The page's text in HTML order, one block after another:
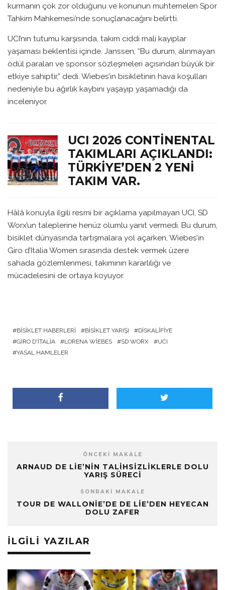
kurmanın çok zor olduğunu ve konunun muhtemelen Spor
Tahkim Mahkemesi’nde sonuçlanacağını belirtti.
UCI’nın tutumu karşısında, takım ciddi mali kayıplar
yaşaması beklentisi içinde. Janssen, “Bu durum, alınmayan
ödül paraları ve sponsor sözleşmeleri açısından büyük bir
etkiye sahiptir,” dedi. Wiebes’in bisikletinin hava koşulları
nedeniyle bu ağırlık kaybını yaşayıp yaşamadığı da
inceleniyor.
UCI 2026 CONTINENTAL
TAKIMLARI AÇIKLANDI:
TÜRKIYE’DEN 2 YENI
TAKIM VAR.
Hâlâ konuyla ilgili resmi bir açıklama yapılmayan UCI, SD
Worx’un taleplerine henüz olumlu yanıt vermedi. Bu durum,
bisiklet dünyasında tartışmalara yol açarken, Wiebes’in
Giro d’Italia Women sırasında destek vermek üzere
sahada gözlemlenmesi, takımının kararlılığı ve
mücadelesini de ortaya koyuyor.
BISIKLET HABERLERI BISIKLET YARIŞI
DISKALIFIYE
GIRO D'ITALIA
LORENA WIEBES SD WORX
UCI
YASAL HAMLELER
ÖNCEKI MAKALE
ARNAUD DE LIE’NIN TALIHSIZLIKLERLE DOLU
YARIŞ SÜRECI
SONRAKI MAKALE
TOUR DE WALLONIE’DE DE LIE’DEN HEYECAN
DOLU ZAFER
İLGILI YAZILAR